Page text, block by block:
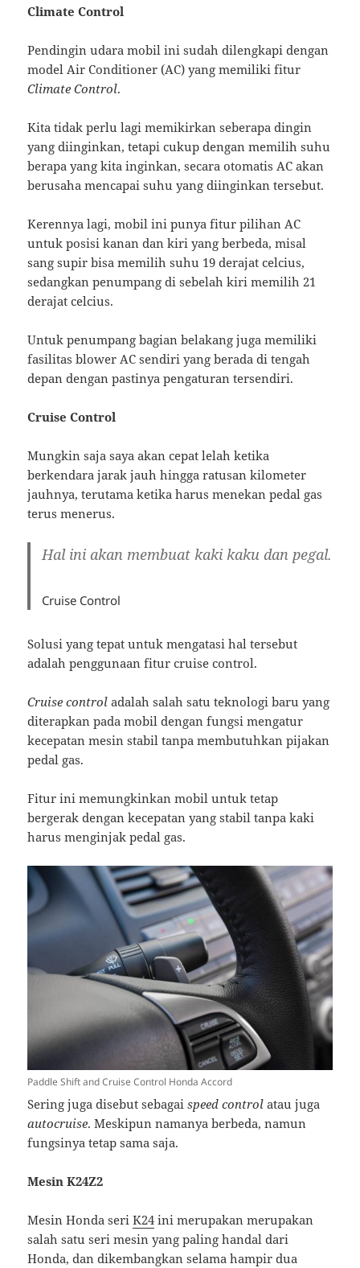
Climate Control
Pendingin udara mobil ini sudah dilengkapi dengan
model Air Conditioner (AC) yang memiliki fitur
Climate Control.
Kita tidak perlu lagi memikirkan seberapa dingin
yang diinginkan, tetapi cukup dengan memilih suhu
berapa yang kita inginkan, secara otomatis AC akan
berusaha mencapai suhu yang diinginkan tersebut.
Kerennya lagi, mobil ini punya fitur pilihan AC
untuk posisi kanan dan kiri yang berbeda, misal
sang supir bisa memilih suhu 19 derajat celcius,
sedangkan penumpang di sebelah kiri memilih 21
derajat celcius.
Untuk penumpang bagian belakang juga memiliki
fasilitas blower AC sendiri yang berada di tengah
depan dengan pastinya pengaturan tersendiri.
Cruise Control
Mungkin saja saya akan cepat lelah ketika
berkendara jarak jauh hingga ratusan kilometer
jauhnya, terutama ketika harus menekan pedal gas
terus menerus.
Hal ini akan membuat kaki kaku dan pegal.
Cruise Control
Solusi yang tepat untuk mengatasi hal tersebut
adalah penggunaan fitur cruise control.
Cruise controladalah salah satu teknologi baru yang
diterapkan pada mobil dengan fungsi mengatur
kecepatan mesin stabil tanpa membutuhkan pijakan
pedal gas.
Fitur ini memungkinkan mobil untuk tetap
bergerak dengan kecepatan yang stabil tanpa kaki
harus menginjak pedal gas.
Paddle Shift and Cruise Control Honda Accord
Sering juga disebut sebagaispeed control atau juga
autocruise. Meskipun namanya berbeda, namun
fungsinya tetap sama saja.
Mesin K24Z2
Mesin Honda seriK24ini merupakan merupakan
salah satu seri mesin yang paling handal dari
Honda, dan dikembangkan selama hampir dua